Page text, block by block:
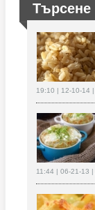
Търсене
19:10 | 12-10-14 |
11:44 | 06-21-13 |